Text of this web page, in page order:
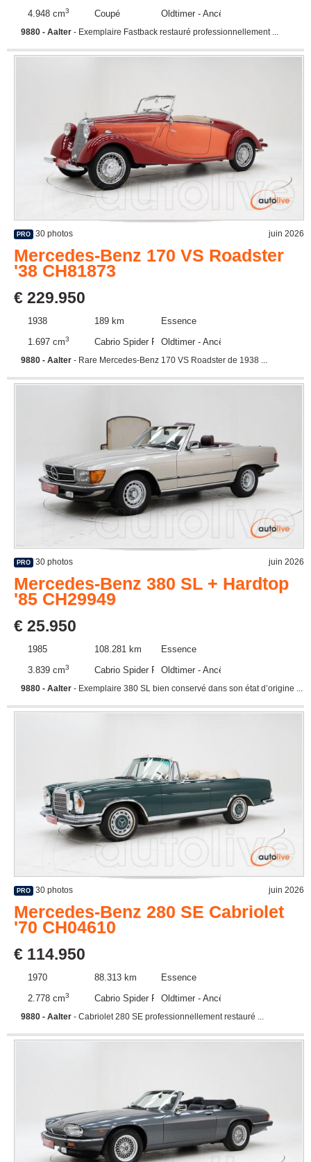
4.948 cm3 Coupé Oldtimer - Ancêtre
9880 - Aalter - Exemplaire Fastback restauré professionnellement ...
PRO 30 photos juin 2026
Mercedes-Benz 170 VS Roadster
'38 CH81873
€ 229.950
1938 189 km
Essence
1.697 cm3 Cabrio Spider RoadsterOldtimer - Ancêtre
9880 - Aalter - Rare Mercedes-Benz 170 VS Roadster de 1938 ...
PRO 30 photos juin 2026
Mercedes-Benz 380 SL + Hardtop
'85 CH29949
€ 25.950
1985 108.281 km
Essence
3.839 cm3 Cabrio Spider RoadsterOldtimer - Ancêtre
9880 - Aalter - Exemplaire 380 SL bien conservé dans son état d’origine ...
PRO 30 photos juin 2026
Mercedes-Benz 280 SE Cabriolet
'70 CH04610
€ 114.950
1970 88.313 km
Essence
2.778 cm3 Cabrio Spider RoadsterOldtimer - Ancêtre
9880 - Aalter - Cabriolet 280 SE professionnellement restauré ...